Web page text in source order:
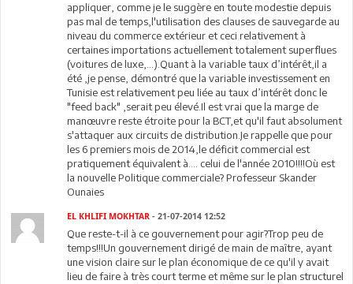
appliquer, comme je le suggère en toute modestie depuis
pas mal de temps,l'utilisation des clauses de sauvegarde au
niveau du commerce extérieur et ceci relativement à
certaines importations actuellement totalement superflues
(voitures de luxe,...).Quant à la variable taux d’intérêt,il a
été ,je pense, démontré que la variable investissement en
Tunisie est relativement peu liée au taux d’intérêt donc le
"feed back" ,serait peu élevé.Il est vrai que la marge de
manœuvre reste étroite pour la BCT,et qu'il faut absolument
s'attaquer aux circuits de distribution.Je rappelle que pour
les 6 premiers mois de 2014,le déficit commercial est
pratiquement équivalent à.... celui de l'année 2010!!!!Où est
la nouvelle Politique commerciale? Professeur Skander
Ounaies
EL KHLIFI MOKHTAR - 21-07-2014 12:52
Que reste-t-il à ce gouvernement pour agir?Trop peu de
temps!!!Un gouvernement dirigé de main de maître, ayant
une vision claire sur le plan économique de ce qu'il y avait
lieu de faire à très court terme et même sur le plan structurel